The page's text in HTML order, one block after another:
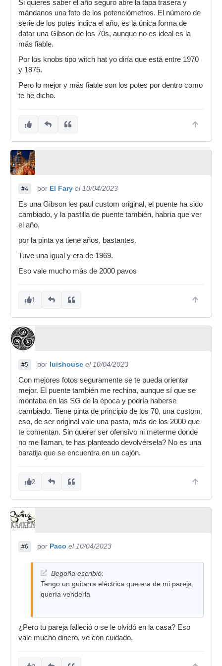
Si quieres saber el año seguro abre la tapa trasera y
mándanos una foto de los potenciómetros. El número de
serie de los potes indica el año, es la única forma de
datar una Gibson de los 70s, aunque no es ideal es la
más fiable.
Por los knobs tipo witch hat yo diría que está entre 1970
y 1975.
Pero lo mejor y más fiable son los potes por dentro como
te he dicho.
#4 por El Fary el 10/04/2023
Es una Gibson les paul custom original, el puente ha sido
cambiado, y la pastilla de puente también, habría que ver
el año,
por la pinta ya tiene años, bastantes.
Tuve una igual y era de 1969.
Eso vale mucho más de 2000 pavos
1
#5 por luishouse el 10/04/2023
Con mejores fotos seguramente se te pueda orientar
mejor. El puente también me rechina, aunque sí que se
montaba en las SG de la época y podría haberse
cambiado. Tiene pinta de principio de los 70, una custom,
eso, de ser original vale una pasta, más de los 2000 que
te comentan. Sin querer ser ofensivo ni meterme donde
no me llaman, te has planteado devolvérsela? No es una
baratija que se encuentra en un cajón.
2
#6 por Paco el 10/04/2023
Begoña escribió:
Tengo un guitarra eléctrica que era de mi pareja,
quería venderla
¿Pero tu pareja falleció o se le olvidó en la casa? Eso
vale mucho dinero, ve con cuidado.